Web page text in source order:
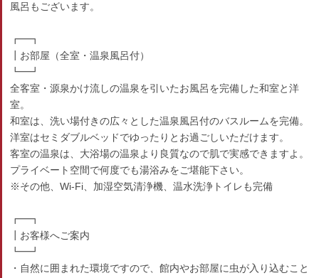
風呂もございます。
┏━┓
┃お部屋（全室・温泉風呂付）
┗━┛
全客室・源泉かけ流しの温泉を引いたお風呂を完備した和室と洋
室。
和室は、洗い場付きの広々とした温泉風呂付のバスルームを完備。
洋室はセミダブルベッドでゆったりとお過ごしいただけます。
客室の温泉は、大浴場の温泉より良質なので肌で実感できますよ。
プライベート空間で何度でも湯浴みをご堪能下さい。
※その他、Wi-Fi、加湿空気清浄機、温水洗浄トイレも完備
┏━┓
┃お客様へご案内
┗━┛
・自然に囲まれた環境ですので、館内やお部屋に虫が入り込むこと